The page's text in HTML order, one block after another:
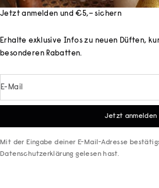
Jetzt anmelden und €5,– sichern
Erhalte exklusive Infos zu neuen Düften,
besonderen Rabatten.
E-Mail
Jetzt anmelden
Mit der Eingabe deiner E-Mail-Adresse
Datenschutzerklärung gelesen hast.